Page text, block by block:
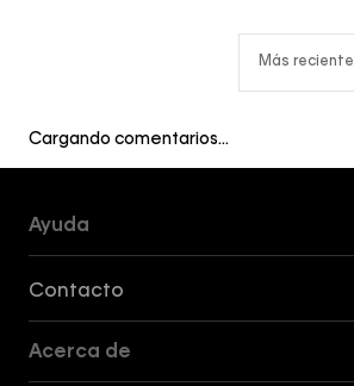
Más reciente
Cargando comentarios…
Ayuda
Contacto
Acerca de